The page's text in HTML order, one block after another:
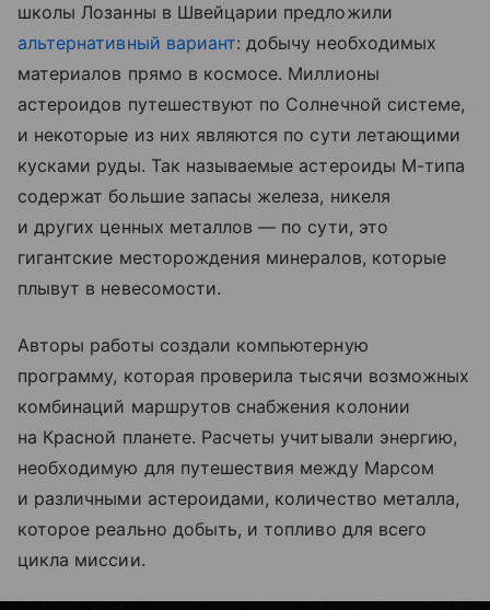
школы Лозанны в Швейцарии предложили
альтернативный вариант: добычу необходимых
материалов прямо в космосе. Миллионы
астероидов путешествуют по Солнечной системе,
и некоторые из них являются по сути летающими
кусками руды. Так называемые астероиды М-типа
содержат большие запасы железа, никеля
и других ценных металлов — по сути, это
гигантские месторождения минералов, которые
плывут в невесомости.
Авторы работы создали компьютерную
программу, которая проверила тысячи возможных
комбинаций маршрутов снабжения колонии
на Красной планете. Расчеты учитывали энергию,
необходимую для путешествия между Марсом
и различными астероидами, количество металла,
которое реально добыть, и топливо для всего
цикла миссии.